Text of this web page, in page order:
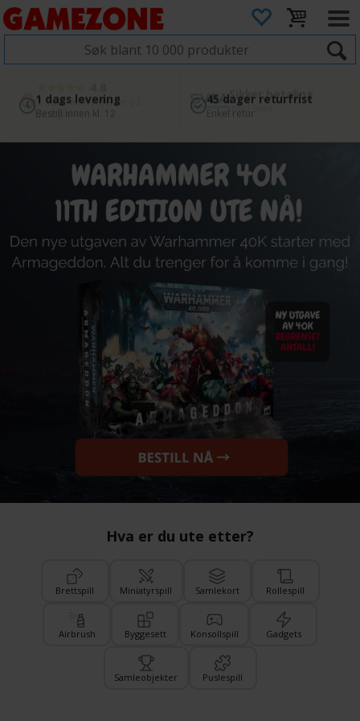
4.8
2 300+ anmeldelser på
Google
Sikker betaling
med Svea
1 dags levering
Bestill innen kl. 12
45 dager returfrist
Enkel retur
Hva er du ute etter?
Brettspill Miniatyrspill Samlekort Rollespill
Airbrush Byggesett Konsollspill Gadgets
Samleobjekter Puslespill